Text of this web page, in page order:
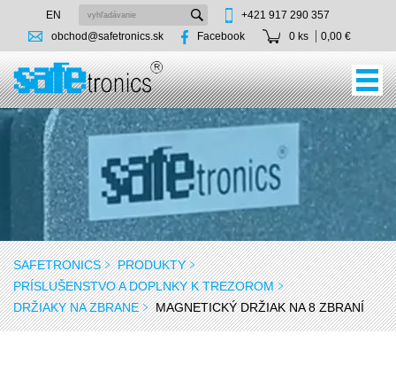
EN
+421 917 290 357
obchod@safetronics.sk
Facebook 0 ks 0,00 €
SAFETRONICS
PRODUKTY
PRÍSLUŠENSTVO A DOPLNKY K TREZOROM
DRŽIAKY NA ZBRANE
MAGNETICKÝ DRŽIAK NA 8 ZBRANÍ